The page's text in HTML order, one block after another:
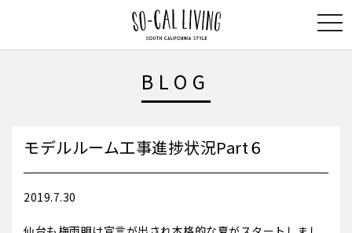
SO-
CAL
LIVING
BLOG
モデルルーム工事進捗状況Part６
2019.7.30